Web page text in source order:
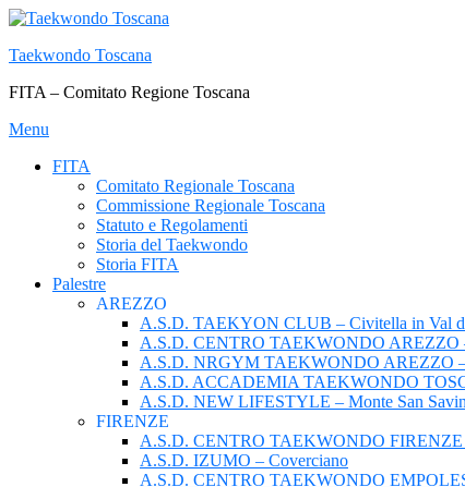
Passa
contenuto
Taekwondo Toscana
FITA – Comitato Regione Toscana
Menu
FITA
Comitato Regionale Toscana
Commissione Regionale Toscana
Statuto e Regolamenti
Storia del Taekwondo
Storia FITA
Palestre
AREZZO
A.S.D. TAEKYON CLUB – Civitella in Val
A.S.D. CENTRO TAEKWONDO AREZZO
A.S.D. NRGYM TAEKWONDO AREZZO
A.S.D. ACCADEMIA TAEKWONDO
A.S.D. NEW LIFESTYLE – Monte San
FIRENZE
A.S.D. CENTRO TAEKWONDO FIRENZE
A.S.D. IZUMO – Coverciano
A.S.D. CENTRO TAEKWONDO